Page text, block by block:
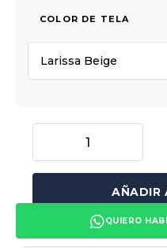
COLOR DE TELA
AÑADIR
QUIERO